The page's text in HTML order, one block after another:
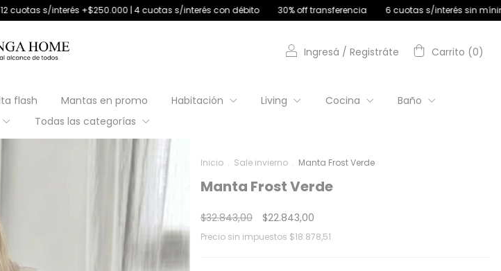
| 4 cuotas s/interés con débito 30% off transferencia 6 cuotas s/interés sin mínimo de compra | 9
Ingresá / Registráte Carrito (0)
flash Mantas en promo Habitación Living Cocina
Baño
Todas las categorías
Inicio . Sale invierno . Manta Frost Verde
Manta Frost Verde
$32.843,00 $22.843,00
Precio sin impuestos $18.878,51